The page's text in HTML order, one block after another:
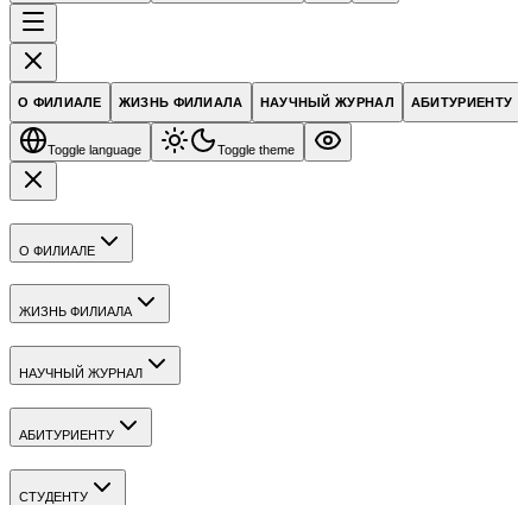
О ФИЛИАЛЕ ЖИЗНЬ ФИЛИАЛА НАУЧНЫЙ ЖУРНАЛ АБИТУРИЕНТУ
Toggle language Toggle theme
О ФИЛИАЛЕ
ЖИЗНЬ ФИЛИАЛА
НАУЧНЫЙ ЖУРНАЛ
АБИТУРИЕНТУ
СТУДЕНТУ